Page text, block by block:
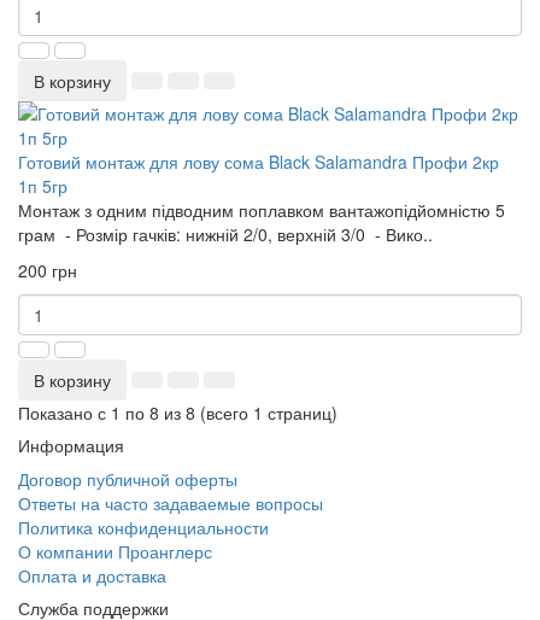
В корзину
Готовий монтаж для лову сома Black Salamandra Профи 2кр
1п 5гр
Монтаж з одним підводним поплавком вантажопідйомністю 5
грам - Розмір гачків: нижній 2/0, верхній 3/0 - Вико..
200 грн
В корзину
Показано с 1 по 8 из 8 (всего 1 страниц)
Информация
Договор публичной оферты
Ответы на часто задаваемые вопросы
Политика конфиденциальности
О компании Проанглерс
Оплата и доставка
Служба поддержки